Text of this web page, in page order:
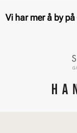
Vi har mer å by